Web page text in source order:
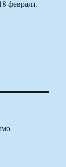
февраля.